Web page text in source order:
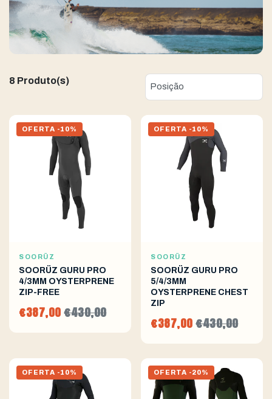
8 Produto(s)
OFERTA -10%
SOORÜZ
SOORÜZ GURU PRO
4/3MM OYSTERPRENE
ZIP-FREE
€387,00€430,00
OFERTA -10%
SOORÜZ
SOORÜZ GURU PRO
5/4/3MM
OYSTERPRENE CHEST
ZIP
€387,00€430,00
OFERTA -10% OFERTA -20%